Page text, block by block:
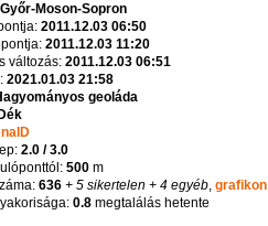
Győr-Moson-Sopron
2011.12.03 06:50
2011.12.03 11:20
változás: 2011.12.03 06:51
2021.01.03 21:58
geoláda
2.0 / 3.0
500m
636+ 5 sikertelen + 4 egyéb, grafikon
0.8megtalálás hetente